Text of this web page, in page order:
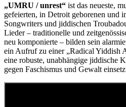
„UMRU / unrest“ ist das neueste,
gefeierten, in Detroit geborenen und
Songwriters und jiddischen
Lieder – traditionelle und
neu komponierte – bilden sein
ein Aufruf zu einer „Radical Yiddish
eine robuste, unabhängige jiddische
gegen Faschismus und Gewalt